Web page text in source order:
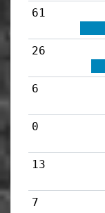
61
26
6
0
13
7